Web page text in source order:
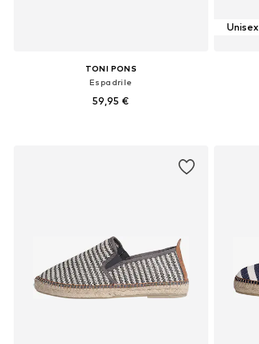
TONI PONS
Espadrile
59,95 €
Unisex